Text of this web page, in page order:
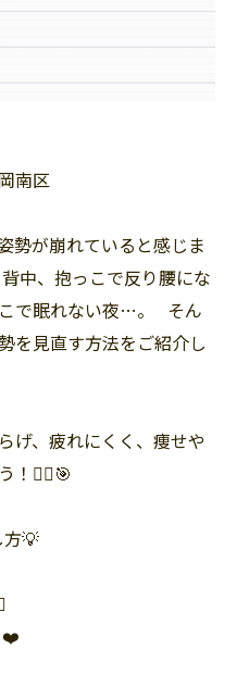
南区
勢が崩れていると感じま
中、抱っこで反り腰にな
で眠れない夜…。⠀そん
を見直す方法をご紹介し
げ、疲れにくく、痩せや
！🏃‍♀️🎯
💡⠀
❤️